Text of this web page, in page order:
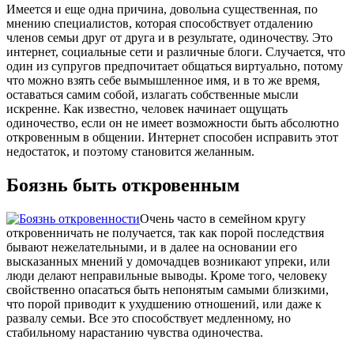
Имеется и еще одна причина, довольна существенная, по
мнению специалистов, которая способствует отдалению
членов семьи друг от друга и в результате, одиночеству. Это
интернет, социальные сети и различные блоги. Случается, что
один из супругов предпочитает общаться виртуально, потому
что можно взять себе вымышленное имя, и в то же время,
оставаться самим собой, излагать собственные мысли
искренне. Как известно, человек начинает ощущать
одиночество, если он не имеет возможности быть абсолютно
откровенным в общении. Интернет способен исправить этот
недостаток, и поэтому становится желанным.
Боязнь быть откровенным
Очень часто в семейном кругу
откровенничать не получается, так как порой последствия
бывают нежелательными, и в далее на основании его
высказанных мнений у домочадцев возникают упреки, или
люди делают неправильные выводы. Кроме того, человеку
свойственно опасаться быть непонятым самыми близкими,
что порой приводит к ухудшению отношений, или даже к
развалу семьи. Все это способствует медленному, но
стабильному нарастанию чувства одиночества.